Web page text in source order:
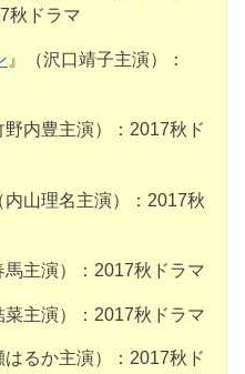
秋ドラマ
』（沢口靖子主演）：
野内豊主演）：2017秋ド
内山理名主演）：2017秋
馬主演）：2017秋ドラマ
菜主演）：2017秋ドラマ
はるか主演）：2017秋ド